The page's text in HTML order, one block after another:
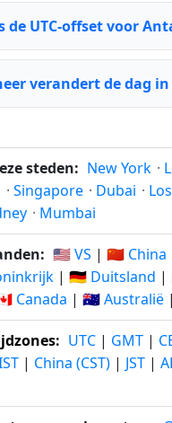
de UTC-offset voor
verandert de dag
steden: New York ·
· Singapore · Dubai ·
· Mumbai
🇺🇸 VS | 🇨🇳 China
| 🇩🇪 Duitsland |
Canada | 🇦🇺 Australië |
: UTC | GMT |
| China (CST) | JST |